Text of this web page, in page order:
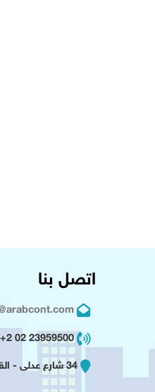
اتصل بنا
23959500 02 2+
34 شارع عدلى - القاهرة